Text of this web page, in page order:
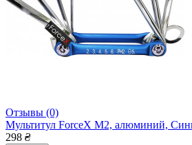
Отзывы (0)
Мультитул ForceX M2, алюминий,
298 ₴